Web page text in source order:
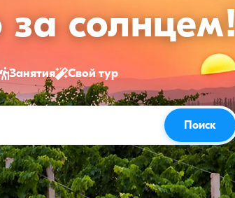
солнцем!
Занятия Свой тур
Поиск